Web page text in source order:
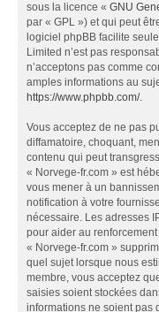
sous la licence « GNU
par « GPL ») et qui peut
logiciel phpBB facilite
Limited n’est pas
n’acceptons pas comme
amples informations au
https://www.phpbb.com/.
Vous acceptez de ne pas
diffamatoire, choquant,
contenu qui peut
« Norvege-fr.com » est
vous mener à un
notification à votre
nécessaire. Les adresses
pour aider au
« Norvege-fr.com »
quel sujet lorsque nous
membre, vous acceptez
saisies soient stockées
informations ne soient pas